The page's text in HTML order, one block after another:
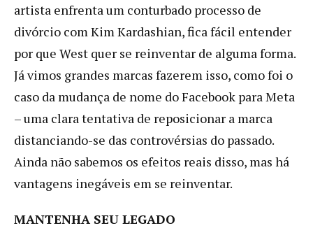
artista enfrenta um conturbado processo de
divórcio com Kim Kardashian, fica fácil entender
por que West quer se reinventar de alguma forma.
Já vimos grandes marcas fazerem isso, como foi o
caso da mudança de nome do Facebook para Meta
– uma clara tentativa de reposicionar a marca
distanciando-se das controvérsias do passado.
Ainda não sabemos os efeitos reais disso, mas há
vantagens inegáveis em se reinventar.
MANTENHA SEU LEGADO